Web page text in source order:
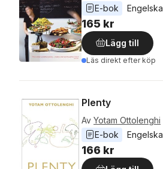
E-bok
Engelska
165 kr
Lägg till
Läs direkt efter köp
Plenty
Av Yotam Ottolenghi
E-bok
Engelska
166 kr